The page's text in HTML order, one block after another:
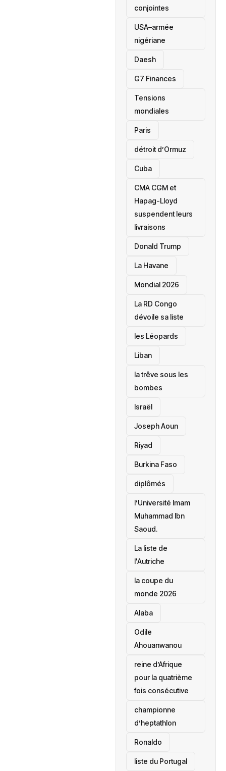
conjointes
USA–armée
nigériane
Daesh
‎G7 Finances
Tensions
mondiales
Paris
détroit d’Ormuz
‎Cuba
CMA CGM et
Hapag-Lloyd
suspendent leurs
livraisons
Donald Trump
La Havane
Mondial 2026
La RD Congo
dévoile sa liste
les Léopards
‎Liban
la trêve sous les
bombes
Israël
Joseph Aoun
Riyad
Burkina Faso
diplômés
l’Université Imam
Muhammad Ibn
Saoud.
‎La liste de
l'Autriche
la coupe du
monde 2026
Alaba
Odile
Ahouanwanou
reine d’Afrique
pour la quatrième
fois consécutive
championne
d’heptathlon
Ronaldo
liste du Portugal